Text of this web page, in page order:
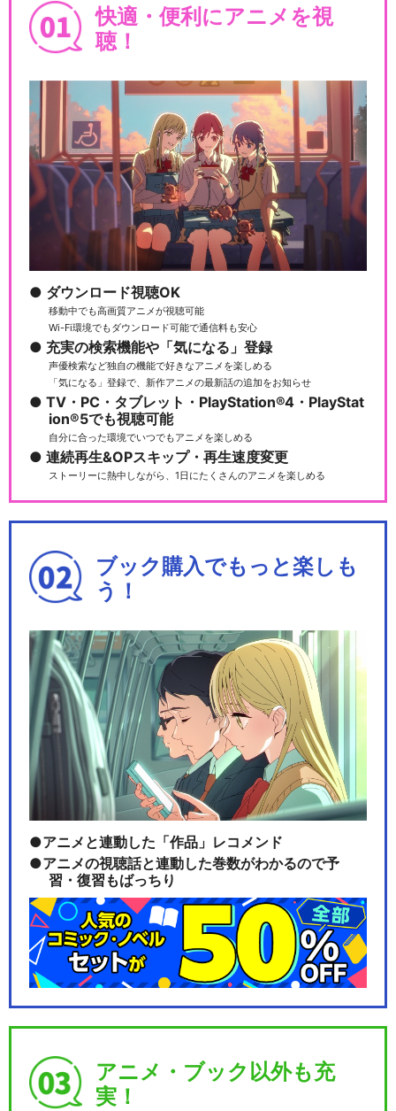
快適・便利にアニメを視
聴！
ダウンロード視聴OK
移動中でも高画質アニメが視聴可能
Wi-Fi環境でもダウンロード可能で通信料も安心
充実の検索機能や「気になる」登録
声優検索など独自の機能で好きなアニメを楽しめる
「気になる」登録で、新作アニメの最新話の追加をお知らせ
TV・PC・タブレット・PlayStation®4・PlayStat
ion®5でも視聴可能
自分に合った環境でいつでもアニメを楽しめる
連続再生&OPスキップ・再生速度変更
ストーリーに熱中しながら、1日にたくさんのアニメを楽しめる
ブック購入でもっと楽しも
う！
アニメと連動した「作品」レコメンド
アニメの視聴話と連動した巻数がわかるので予
習・復習もばっちり
アニメ・ブック以外も充
実！